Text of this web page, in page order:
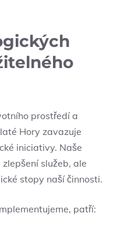
prostředí a
Hory zavazuje
iniciativy. Naše
služeb, ale
stopy naší činnosti.
patří: